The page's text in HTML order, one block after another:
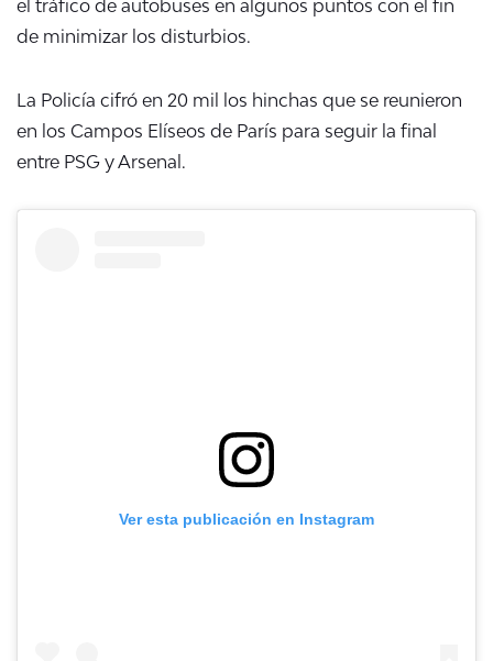
el tráfico de autobuses en algunos puntos con el fin
de minimizar los disturbios.
La Policía cifró en 20 mil los hinchas que se reunieron
en los Campos Elíseos de París para seguir la final
entre PSG y Arsenal.
Ver esta publicación en Instagram